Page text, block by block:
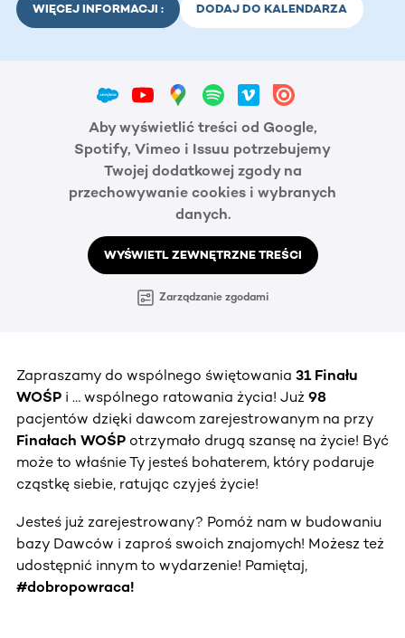
WIĘCEJ INFORMACJI : DODAJ DO KALENDARZA
Aby wyświetlić treści od Google,
Spotify, Vimeo i Issuu potrzebujemy
Twojej dodatkowej zgody na
przechowywanie cookies i wybranych
danych.
WYŚWIETL ZEWNĘTRZNE TREŚCI
Zarządzanie zgodami
Zapraszamy do wspólnego świętowania 31 Finału
WOŚP i … wspólnego ratowania życia! Już 98
pacjentów dzięki dawcom zarejestrowanym na przy
Finałach WOŚP otrzymało drugą szansę na życie! Być
może to właśnie Ty jesteś bohaterem, który podaruje
cząstkę siebie, ratując czyjeś życie!
Jesteś już zarejestrowany? Pomóż nam w budowaniu
bazy Dawców i zaproś swoich znajomych! Możesz też
udostępnić innym to wydarzenie! Pamiętaj,
#dobropowraca!